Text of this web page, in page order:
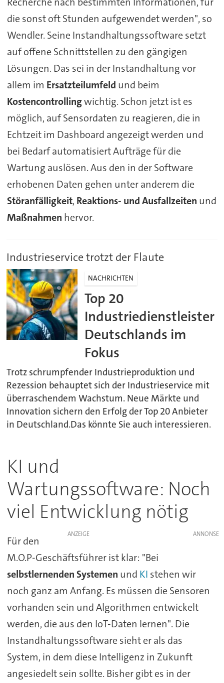
die sonst oft Stunden aufgewendet werden", so
Wendler. Seine Instandhaltungssoftware setzt
auf offene Schnittstellen zu den gängigen
Lösungen. Das sei in der Instandhaltung vor
allem im Ersatzteilumfeld und beim
Kostencontrollingwichtig. Schon jetzt ist es
möglich, auf Sensordaten zu reagieren, die in
Echtzeit im Dashboard angezeigt werden und
bei Bedarf automatisiert Aufträge für die
Wartung auslösen. Aus den in der Software
erhobenen Daten gehen unter anderem die
Störanfälligkeit, Reaktions- und Ausfallzeiten und
Maßnahmen hervor.
Industrieservice trotzt der Flaute
NACHRICHTEN
Top 20
Industriedienstleister
Deutschlands im
Fokus
Trotz schrumpfender Industrieproduktion und
Rezession behauptet sich der Industrieservice mit
überraschendem Wachstum. Neue Märkte und
Innovation sichern den Erfolg der Top 20 Anbieter
in Deutschland.Das könnte Sie auch interessieren.
KI und
Wartungssoftware: Noch
viel Entwicklung nötig
ANZEIGE
Für den
M.O.P-Geschäftsführer ist klar: "Bei
selbstlernenden Systemen und KI stehen wir
noch ganz am Anfang. Es müssen die Sensoren
vorhanden sein und Algorithmen entwickelt
werden, die aus den IoT-Daten lernen". Die
Instandhaltungssoftware sieht er als das
System, in dem diese Intelligenz in Zukunft
angesiedelt sein sollte. Bisher gibt es in der